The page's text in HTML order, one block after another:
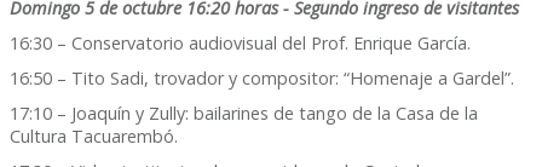
Domingo 5 de octubre 16:20 horas - Segundo ingreso de visitantes
16:30 – Conservatorio audiovisual del Prof. Enrique García.
16:50 – Tito Sadi, trovador y compositor: “Homenaje a Gardel”.
17:10 – Joaquín y Zully: bailarines de tango de la Casa de la
Cultura Tacuarembó.